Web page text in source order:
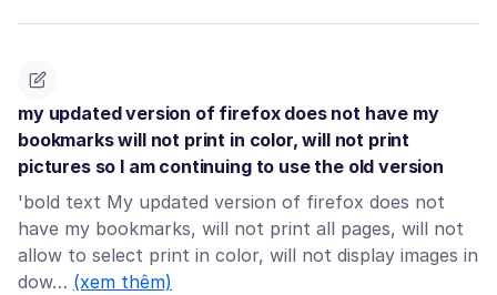
my updated version of firefox does not have my
bookmarks will not print in color, will not print
pictures so I am continuing to use the old version
'bold text My updated version of firefox does not
have my bookmarks, will not print all pages, will not
allow to select print in color, will not display images in
dow… (xem thêm)